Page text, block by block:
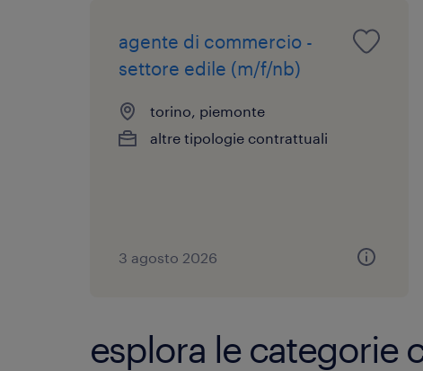
agente di commercio -
settore edile (m/f/nb)
torino, piemonte
altre tipologie contrattuali
3 agosto 2026
esplora le categorie